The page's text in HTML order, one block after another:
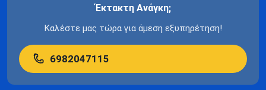
Έκτακτη Ανάγκη;
Καλέστε μας τώρα για άμεση εξυπηρέτηση!
6982047115